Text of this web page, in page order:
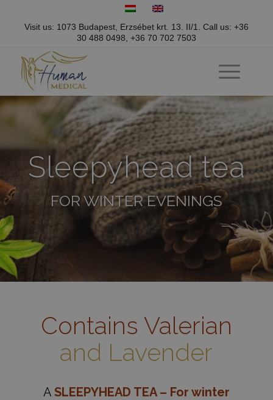
Visit us: 1073 Budapest, Erzsébet krt. 13. II/1. Call us: +36
30 488 0498 +36 70 702 7503
Sleepyhead tea
FOR WINTER EVENINGS
Contains Valerian
and Lavender
A SLEEPYHEAD TEA – For winter